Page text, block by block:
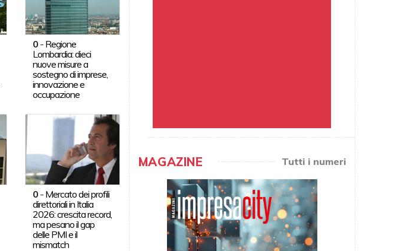
0 - Regione
Lombardia: dieci
nuove misure a
sostegno di imprese,
innovazione e
occupazione
0 - Mercato dei profili
direttoriali in Italia
2026: crescita record,
ma pesano il gap
delle PMI e il
mismatch
MAGAZINE Tutti i numeri